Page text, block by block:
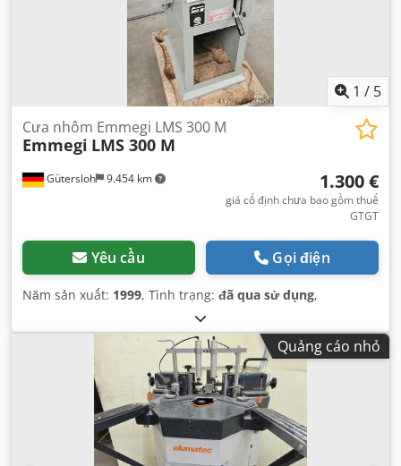
1 / 5
Gütersloh 9.454 km
Cưa nhôm Emmegi LMS 300 M
Emmegi LMS 300 M
1.300 €
giá cố định chưa bao gồm thuế
GTGT
Yêu cầu Gọi điện
Năm sản xuất: 1999, Tình trạng: đã qua sử dụng,
Quảng cáo nhỏ